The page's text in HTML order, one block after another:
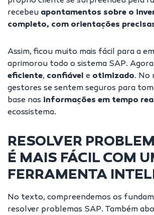
recebeu apontamentos sobre o
completo, com orientações
Assim, ficou muito mais fácil para a
aprimorou todo o sistema SAP.
eficiente, confiável e otimizado. No
gestores se sentem seguros para
base nas informações em tempo
ecossistema.
RESOLVER
É MAIS FÁCIL COM
FERRAMENTA
No texto, compreendemos os
resolver problemas SAP. Também